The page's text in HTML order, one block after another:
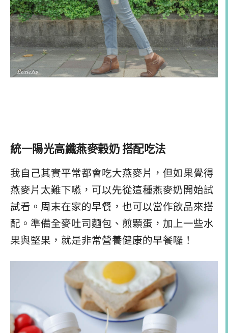
統一陽光高纖燕麥穀奶 搭配吃法
我自己其實平常都會吃大燕麥片，但如果覺得
燕麥片太難下嚥，可以先從這種燕麥奶開始試
試看。周末在家的早餐，也可以當作飲品來搭
配。準備全麥吐司麵包、煎顆蛋，加上一些水
果與堅果，就是非常營養健康的早餐囉！